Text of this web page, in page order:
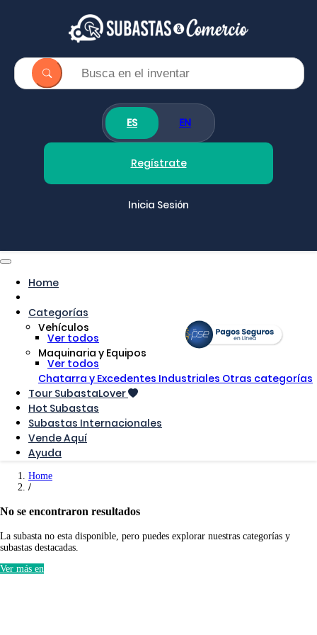
ES EN
Regístrate
Inicia Sesión
Home
Categorías
Vehículos
Ver todos
Maquinaria y Equipos
Ver todos
Chatarra y Excedentes Industriales Otras categorías
Tour SubastaLover
Hot Subastas
Subastas Internacionales
Vende Aquí
Ayuda
Home
No se encontraron resultados
La subasta no esta disponible, pero puedes explorar nuestras categorías y
subastas destacadas.
Ver más en